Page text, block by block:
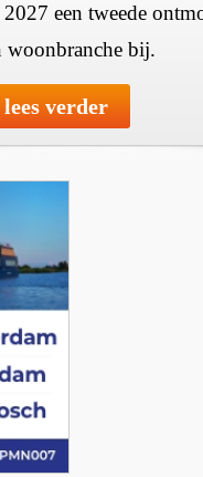
een tweede
woonbranche bij.
lees verder